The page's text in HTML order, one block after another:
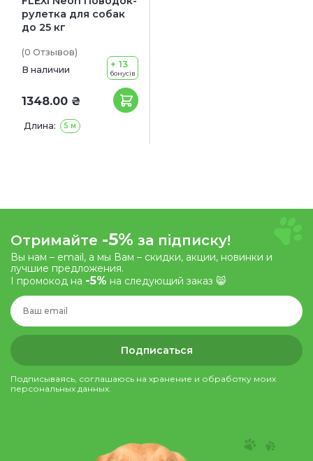
рулетка для собак
до 25 кг
(0 Отзывов)
В наличии
1348.00 ₴
+ 13
бонусів
Длина: 5 м
Отримайте -5% за підписку!
Вы нам – email, а мы Вам – скидки, акции, новинки и
лучшие предложения.
І промокод на -5% на следующий заказ 😸
Подписаться
Подписываясь, соглашаюсь на хранение и обработку моих
персональных данных.